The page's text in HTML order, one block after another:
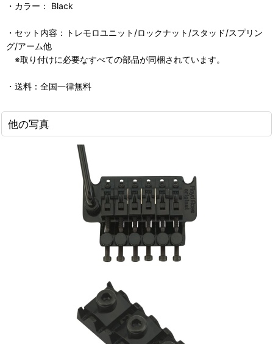
・カラー： Black
・セット内容：トレモロユニット/ロックナット/スタッド/スプリン
グ/アーム他
※取り付けに必要なすべての部品が同梱されています。
・送料：全国一律無料
他の写真